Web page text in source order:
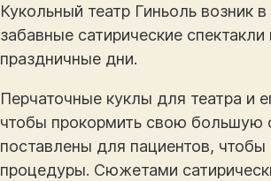
Кукольный театр Гиньоль возник
забавные сатирические
праздничные дни.
Перчаточные куклы для театра и
чтобы прокормить свою большую
поставлены для пациентов,
процедуры. Сюжетами